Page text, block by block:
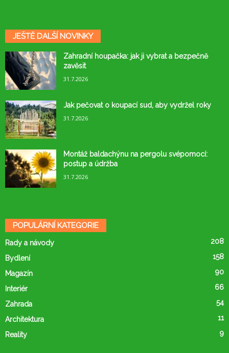
JEŠTĚ DALŠÍ NOVINKY
Zahradní houpačka: jak ji vybrat a bezpečně
zavěsit
31.7.2026
Jak pečovat o koupací sud, aby vydržel roky
31.7.2026
Montáž baldachýnu na pergolu svépomocí:
postup a údržba
31.7.2026
POPULÁRNÍ KATEGORIE
Rady a návody 208
Bydlení 158
Magazín 90
Interiér 66
Zahrada 54
Architektura 11
Reality 9